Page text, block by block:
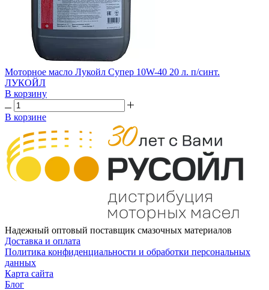
Моторное масло Лукойл Супер 10W-40 20 л. п/синт.
ЛУКОЙЛ
В корзину
В корзине
Надежный оптовый поставщик смазочных материалов
Доставка и оплата
Политика конфиденциальности и обработки персональных
данных
Карта сайта
Блог